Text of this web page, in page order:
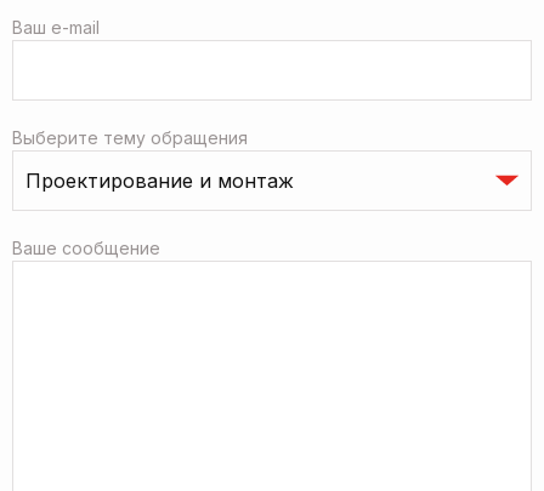
Ваш e-mail
Выберите тему обращения
Ваше сообщение